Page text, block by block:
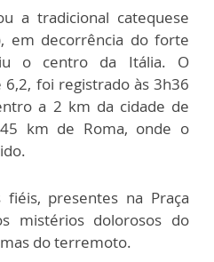
a tradicional catequese
em decorrência do forte
o centro da Itália. O
foi registrado às 3h36
a 2 km da cidade de
km de Roma, onde o
fiéis, presentes na Praça
mistérios dolorosos do
do terremoto.